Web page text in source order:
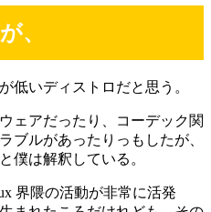
、
低いディストロだと思う。
ェアだったり、コーデック関
ブルがあったりっもしたが、
僕は解釈している。
界隈の活動が非常に活発